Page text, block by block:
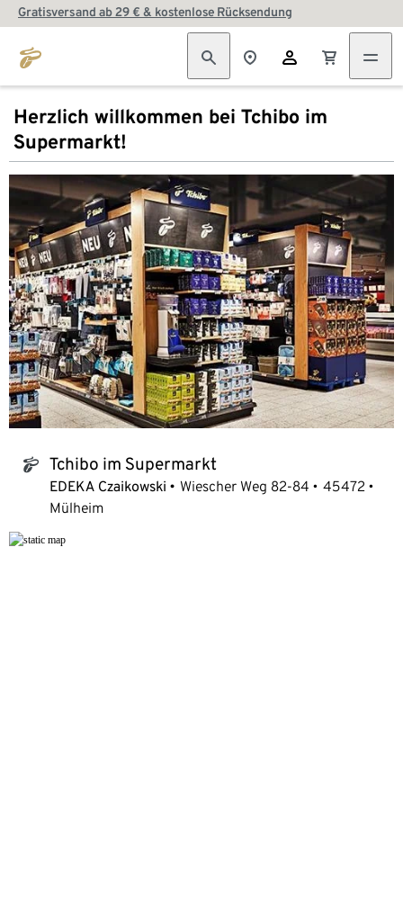
Gratisversand ab 29 € & kostenlose Rücksendung
Herzlich willkommen bei Tchibo im
Supermarkt!
tchibo_logo Tchibo im Supermarkt
EDEKA Czaikowski Wiescher Weg 82-84
45472
Mülheim